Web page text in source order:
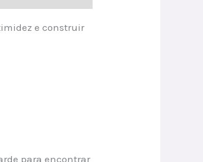
e construir
para encontrar